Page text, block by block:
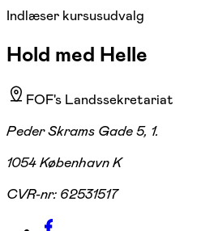
Indlæser kursusudvalg
Hold med Helle
FOF's Landssekretariat
Peder Skrams Gade 5, 1.
1054 København K
CVR-nr: 62531517